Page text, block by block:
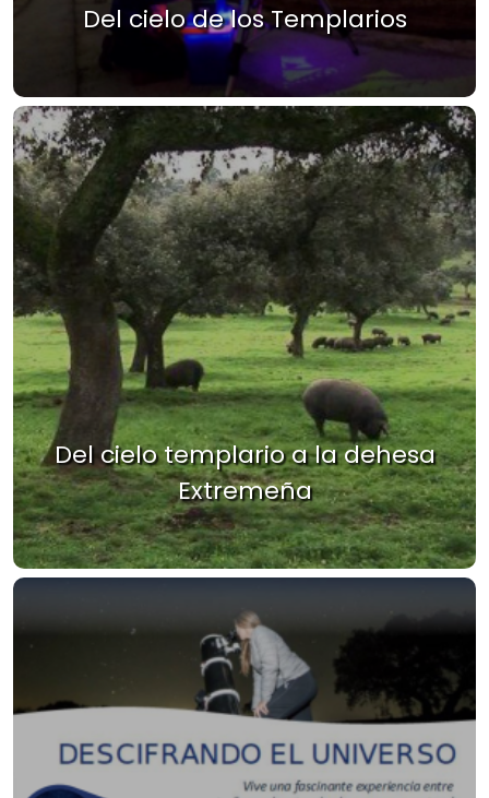
Del cielo de los Templarios
Del cielo templario a la dehesa
Extremeña